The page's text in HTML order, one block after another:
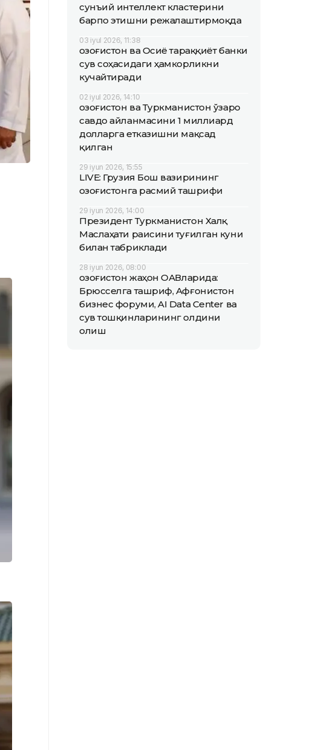
сунъий интеллект кластерини
барпо этишни режалаштирмоқда
03 iyul 2026, 11:38
Қозоғистон ва Осиё тараққиёт банки
сув соҳасидаги ҳамкорликни
кучайтиради
02 iyul 2026, 14:10
Қозоғистон ва Туркманистон ўзаро
савдо айланмасини 1 миллиард
долларга етказишни мақсад
қилган
29 iyun 2026, 15:55
LIVE: Грузия Бош вазирининг
Қозоғистонга расмий ташрифи
29 iyun 2026, 14:00
Президент Туркманистон Халқ
Маслаҳати раисини туғилган куни
билан табриклади
28 iyun 2026, 08:00
Қозоғистон жаҳон ОАВларида:
Брюсселга ташриф, Афғонистон
бизнес форуми, AI Data Center ва
сув тошқинларининг олдини
олиш